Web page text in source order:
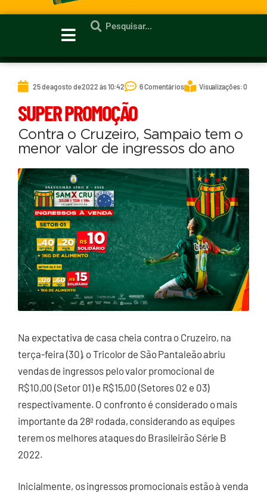
25 de agosto de 2022 às 10:42 6 Comentários Visualizações: 0
SUPER PROMOÇÃO
Contra o Cruzeiro, Sampaio tem o
menor valor de ingressos do ano
Na expectativa de casa cheia contra o Cruzeiro, na
terça-feira (30), o Tricolor de São Pantaleão abriu
vendas de ingressos pelo valor promocional de
R$10,00 (Setor 01) e R$15,00 (Setores 02 e 03)
respectivamente. O confronto é considerado o mais
importante da 28ª rodada, considerando as equipes
terem os melhores ataques do Brasileirão Série B
2022.
Inicialmente, os ingressos promocionais estão à venda